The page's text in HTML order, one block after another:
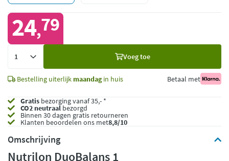
24,79
Voeg toe
Bestelling uiterlijk maandagin huis Betaal met
Gratis bezorging vanaf 35,- *
CO2 neutraalbezorgd
Binnen 30 dagen gratis retourneren
Klanten beoordelen ons met8,8/10
Omschrijving
Nutrilon DuoBalans 1